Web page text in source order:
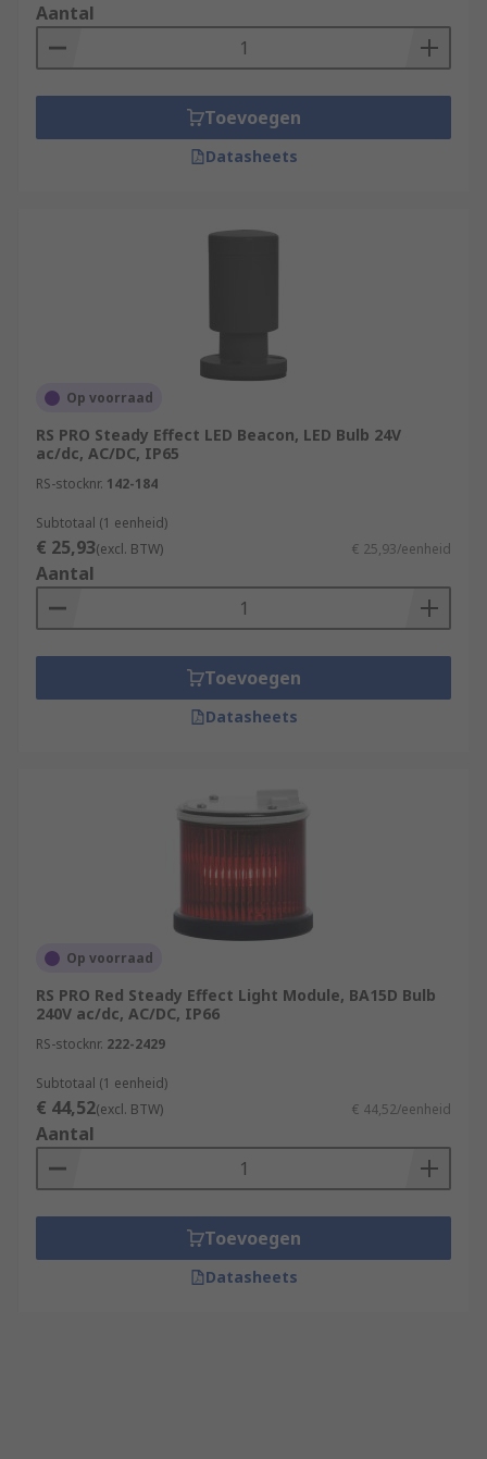
Aantal
Toevoegen
Datasheets
Op voorraad
RS PRO Steady Effect LED Beacon, LED Bulb 24V
ac/dc, AC/DC, IP65
RS-stocknr. 142-184
Subtotaal (1 eenheid)
€ 25,93(excl. BTW) € 25,93/eenheid
Aantal
Toevoegen
Datasheets
Op voorraad
RS PRO Red Steady Effect Light Module, BA15D Bulb
240V ac/dc, AC/DC, IP66
RS-stocknr. 222-2429
Subtotaal (1 eenheid)
€ 44,52(excl. BTW) € 44,52/eenheid
Aantal
Toevoegen
Datasheets